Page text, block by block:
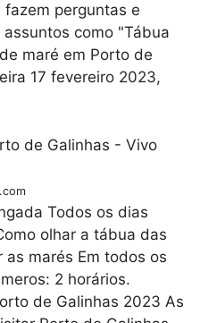
fazem perguntas e
como "Tábua
maré em Porto de
17 fevereiro 2023,
Todos os dias
olhar a tábua das
as marés Em todos os
2 horários.
de Galinhas 2023 As